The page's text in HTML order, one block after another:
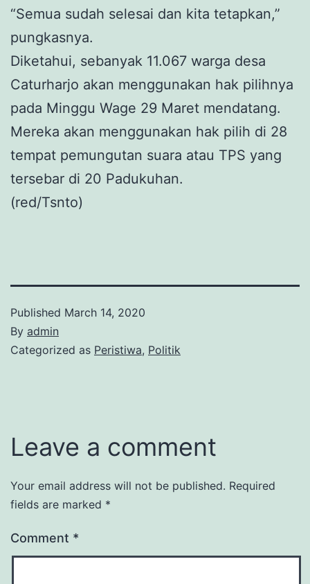
“Semua sudah selesai dan kita tetapkan,”
pungkasnya.
Diketahui, sebanyak 11.067 warga desa
Caturharjo akan menggunakan hak pilihnya
pada Minggu Wage 29 Maret mendatang.
Mereka akan menggunakan hak pilih di 28
tempat pemungutan suara atau TPS yang
tersebar di 20 Padukuhan.
(red/Tsnto)
Published March 14, 2020
By admin
Categorized as Peristiwa, Politik
Leave a comment
Your email address will not be published. Required
fields are marked *
Comment *